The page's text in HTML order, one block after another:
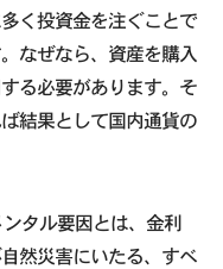
く投資金を注ぐことで
なぜなら、資産を購入
る必要があります。そ
結果として国内通貨の
タル要因とは、金利
然災害にいたる、すべ